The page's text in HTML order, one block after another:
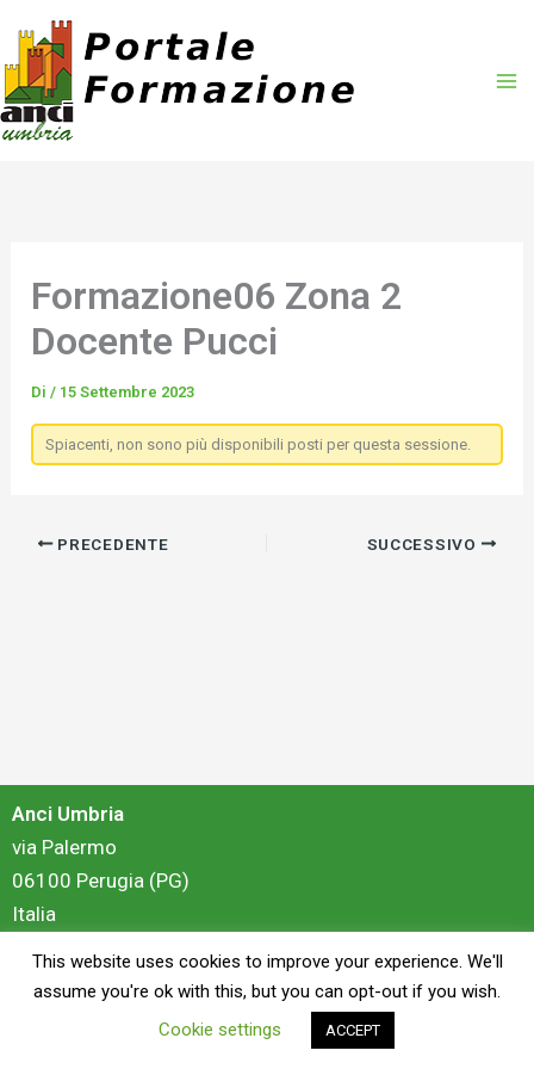
contenuto
Formazione06 Zona 2
Docente Pucci
Di/ 15 Settembre 2023
Spiacenti, non sono più disponibili posti per questa sessione.
PRECEDENTE SUCCESSIVO
Anci Umbria
via Palermo
06100 Perugia (PG)
Italia
login
Copyright © 2026 Anci Umbria - Portale Formazione | Powered by
This website uses cookies to improve your experience. We'll
assume you're ok with this, but you can opt-out if you wish.
Cookie settings
ACCEPT